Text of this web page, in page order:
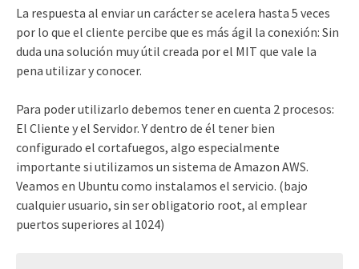
La respuesta al enviar un carácter se acelera hasta 5 veces
por lo que el cliente percibe que es más ágil la conexión: Sin
duda una solución muy útil creada por el MIT que vale la
pena utilizar y conocer.
Para poder utilizarlo debemos tener en cuenta 2 procesos:
El Cliente y el Servidor. Y dentro de él tener bien
configurado el cortafuegos, algo especialmente
importante si utilizamos un sistema de Amazon AWS.
Veamos en Ubuntu como instalamos el servicio. (bajo
cualquier usuario, sin ser obligatorio root, al emplear
puertos superiores al 1024)